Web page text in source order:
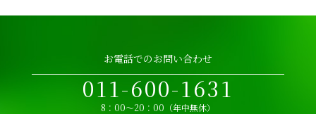
お電話でのお問い合わせ
011-600-1631
8：00～20：00（年中無休）